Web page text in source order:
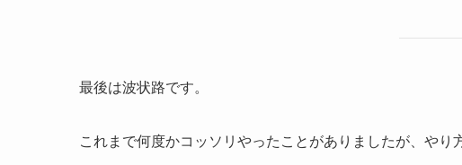
最後は波状路です。
これまで何度かコッソリやったことがありましたが、やり